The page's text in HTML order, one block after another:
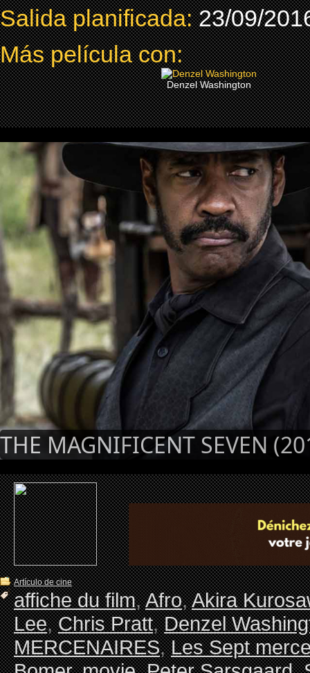
Salida planificada:23/09/
Más película con:
Denzel Washington
THE MAGNIFICENT SEVEN
Artículo de cine
affiche du film,Afro,Akira
Lee,Chris Pratt,Denzel
MERCENAIRES,Les Sept